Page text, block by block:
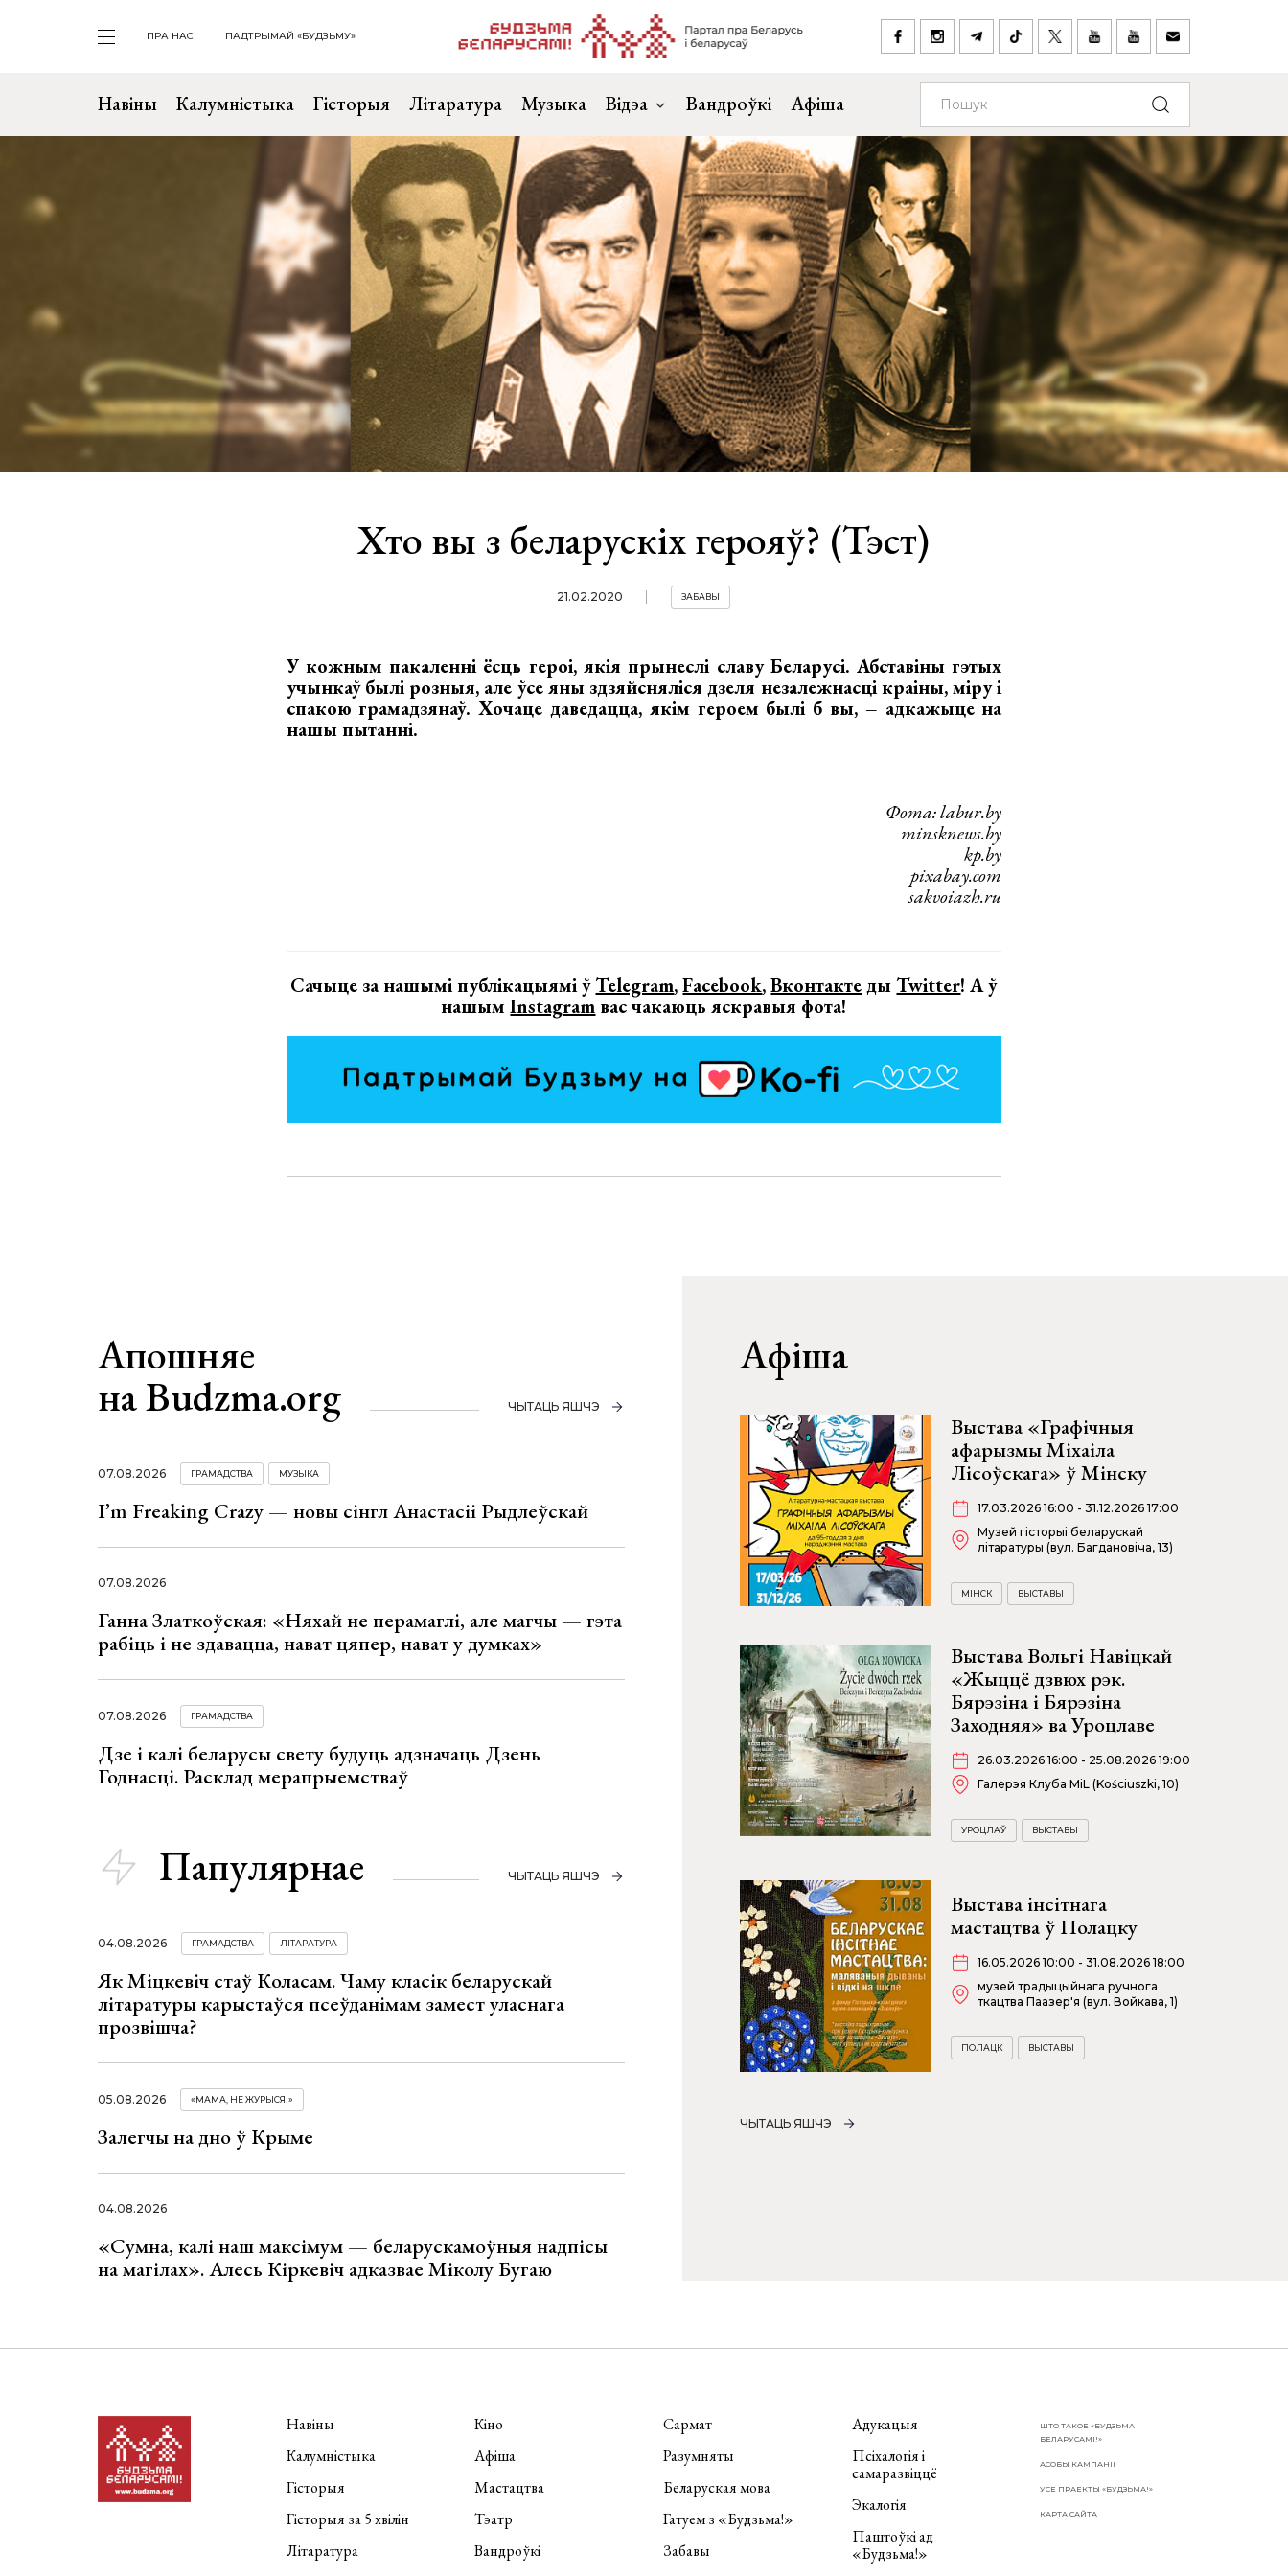
ПРА НАС ПАДТРЫМАЙ «БУДЗЬМУ»
Навіны Калумністыка Гісторыя Літаратура Музыка Відэа Вандроўкі Афіша
Хто вы з беларускіх герояў? (Тэст)
21.02.2020 ЗАБАВЫ
У кожным пакаленні ёсць героі, якія прынеслі славу Беларусі. Абставіны гэтых
учынкаў былі розныя, але ўсе яны здзяйсняліся дзеля незалежнасці краіны, міру і
спакою грамадзянаў. Хочаце даведацца, якім героем былі б вы, – адкажыце на
нашы пытанні.
Фота: labur.by
minsknews.by
kp.by
pixabay.com
sakvoiazh.ru
Сачыце за нашымі публікацыямі ўTelegram,Facebook,ВконтактедыTwitter! А ў
нашымInstagram вас чакаюць яскравыя фота!
Апошняе
на Budzma.org
ЧЫТАЦЬ ЯШЧЭ
07.08.2026 ГРАМАДСТВА МУЗЫКА
I’m Freaking Crazy — новы сінгл Анастасіі Рыдлеўскай
07.08.2026
Ганна Златкоўская: «Няхай не перамаглі, але магчы — гэта
рабіць і не здавацца, нават цяпер, нават у думках»
07.08.2026 ГРАМАДСТВА
Дзе і калі беларусы свету будуць адзначаць Дзень
Годнасці. Расклад мерапрыемстваў
Папулярнае ЧЫТАЦЬ ЯШЧЭ
04.08.2026 ГРАМАДСТВА ЛІТАРАТУРА
Як Міцкевіч стаў Коласам. Чаму класік беларускай
літаратуры карыстаўся псеўданімам замест уласнага
прозвішча?
05.08.2026 «МАМА, НЕ ЖУРЫСЯ!»
Залегчы на дно ў Крыме
04.08.2026
«Сумна, калі наш максімум — беларускамоўныя надпісы
на магілах». Алесь Кіркевіч адказвае Міколу Бугаю
Афіша
Выстава «Графічныя
афарызмы Міхаіла
Лісоўскага» ў Мінску
17.03.2026 16:00 - 31.12.2026 17:00
Музей гісторыі беларускай
літаратуры (вул. Багдановіча, 13)
МІНСК ВЫСТАВЫ
Выстава Вольгі Навіцкай
«Жыццё дзвюх рэк.
Бярэзіна і Бярэзіна
Заходняя» ва Уроцлаве
26.03.2026 16:00 - 25.08.2026 19:00
Галерэя Клуба MiL (Kościuszki, 10)
УРОЦЛАЎ ВЫСТАВЫ
Выстава інсітнага
мастацтва ў Полацку
16.05.2026 10:00 - 31.08.2026 18:00
музей традыцыйнага ручнога
ткацтва Паазер'я (вул. Войкава, 1)
ПОЛАЦК ВЫСТАВЫ
ЧЫТАЦЬ ЯШЧЭ
Навіны
Калумністыка
Гісторыя
Гісторыя за 5 хвілін
Літаратура
Кіно
Афіша
Мастацтва
Тэатр
Вандроўкі
Сармат
Разумняты
Беларуская мова
Гатуем з «Будзьма!»
Забавы
Адукацыя
Псіхалогія і
самаразвіццё
Экалогія
Паштоўкі ад
«Будзьма!»
ШТО ТАКОЕ «БУДЗЬМА
БЕЛАРУСАМІ!»
АСОБЫ КАМПАНІІ
УСЕ ПРАЕКТЫ «БУДЗЬМА!»
КАРТА САЙТА